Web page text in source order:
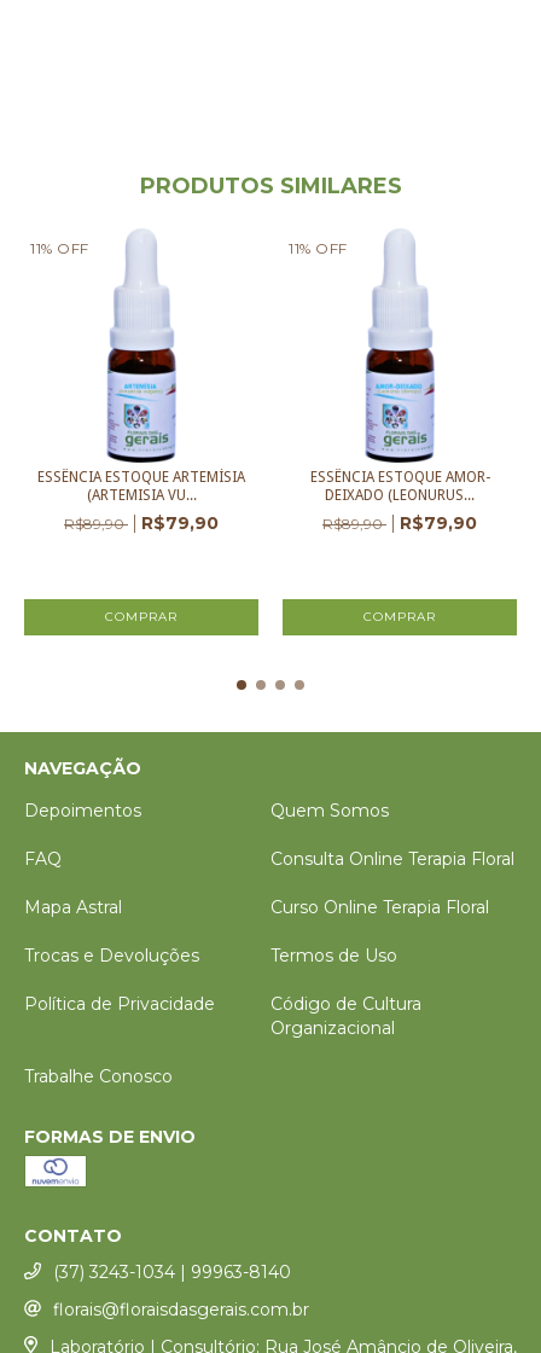
PRODUTOS SIMILARES
11% OFF
ESSÊNCIA ESTOQUE ARTEMÍSIA
(ARTEMISIA VU...
R$89,90 R$79,90
11% OFF
ESSÊNCIA ESTOQUE AMOR-
DEIXADO (LEONURUS...
R$89,90 R$79,90
NAVEGAÇÃO
Depoimentos
Quem Somos
FAQ Consulta Online Terapia Floral
Mapa Astral Curso Online Terapia Floral
Trocas e Devoluções Termos de Uso
Política de Privacidade
Código de Cultura
Organizacional
Trabalhe Conosco
FORMAS DE ENVIO
CONTATO
(37) 3243-1034 | 99963-8140
florais@floraisdasgerais.com.br
Laboratório | Consultório: Rua José Amâncio de Oliveira,